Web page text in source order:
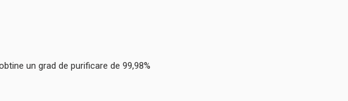
un grad de purificare de 99,98%